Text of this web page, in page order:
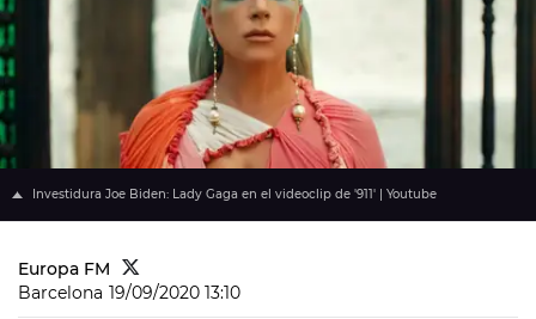
Investidura Joe Biden: Lady Gaga en el videoclip de '911' | Youtube
Europa FM
Barcelona 19/09/2020 13:10